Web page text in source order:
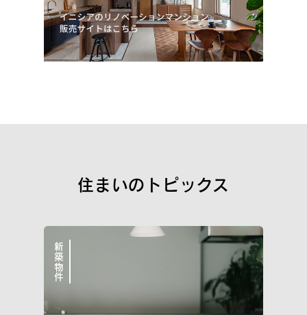
オーダーリノベーション事例
お客さまの声
サービスの流れ
アフターサービス
新築一戸建
WORKS
イニシア10のこと
私たちについて
住まいのトピックス
新築物件